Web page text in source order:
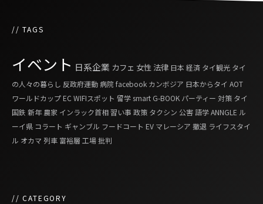
// TAGS
イベント 日系企業 カフェ 女性 法律 日本 経済 タイ観光 タイ
の人々の暮らし 反政府運動病院 facebook カンボジア 日本からタイ AOT
ワールドカップ EC WIFIスポット 留学smart G-BOOK パーティー 対策 タイ
国鉄 新年 農家 インラック首相習い事 政策 タクシン 公害語学ANNGLE ル
ーイ県 コラート ギャンブル フードコート EV マレーシア 撤退 ライフスタイ
ル オカマ 列車 富裕層 工場批判
// CATEGORY